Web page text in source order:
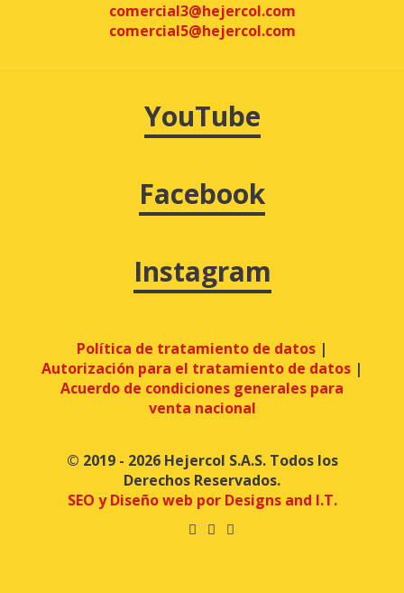
comercial3@hejercol.com
comercial5@hejercol.com
YouTube
Facebook
Instagram
Política de tratamiento de datos |
Autorización para el tratamiento de datos |
Acuerdo de condiciones generales para
venta nacional
© 2019 - 2026 Hejercol S.A.S. Todos los
Derechos Reservados.
SEO y Diseño web por Designs and I.T.